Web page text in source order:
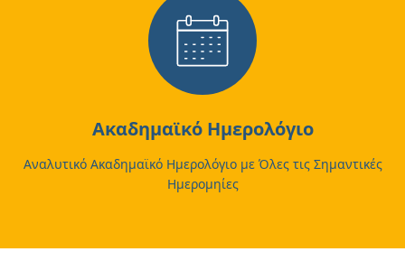
Ακαδημαϊκό Ημερολόγιο
Αναλυτικό Ακαδημαϊκό Ημερολόγιο με Όλες τις Σημαντικές
Ημερομηίες